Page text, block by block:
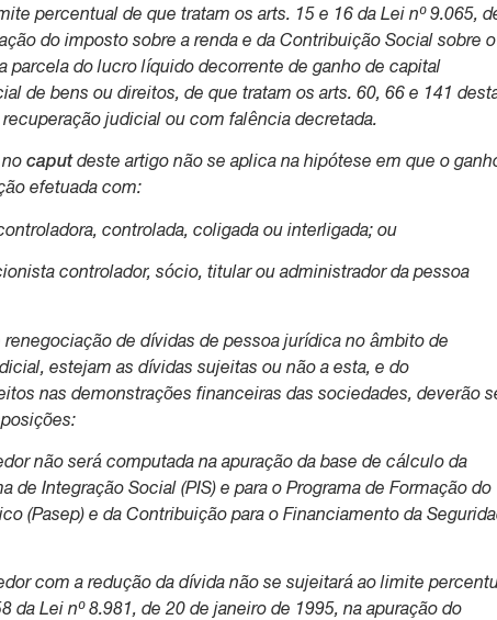
percentual de que tratam os arts. 15 e 16 da Lei nº 9.065,
do imposto sobre a renda e da Contribuição Social sobre o
parcela do lucro líquido decorrente de ganho de capital
de bens ou direitos, de que tratam os arts. 60, 66 e 141
judicial ou com falência decretada.
nocaputdeste artigo não se aplica na hipótese em que o
efetuada com:
controlada, coligada ou interligada; ou
controlador, sócio, titular ou administrador da pessoa
renegociação de dívidas de pessoa jurídica no âmbito de
estejam as dívidas sujeitas ou não a esta, e do
nas demonstrações financeiras das sociedades, deverão
não será computada na apuração da base de cálculo da
de Integração Social (PIS) e para o Programa de Formação do
(Pasep) e da Contribuição para o Financiamento da
com a redução da dívida não se sujeitará ao limite
da Lei nº 8.981, de 20 de janeiro de 1995, na apuração do